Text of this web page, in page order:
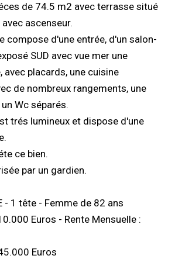
de 74.5 m2 avec terrasse situé
ascenseur.
compose d'une entrée, d'un salon-
SUD avec vue mer une
avec placards, une cuisine
de nombreux rangements, une
Wc séparés.
trés lumineux et dispose d'une
ce bien.
par un gardien.
- 1 tête - Femme de 82 ans
Euros - Rente Mensuelle :
Euros